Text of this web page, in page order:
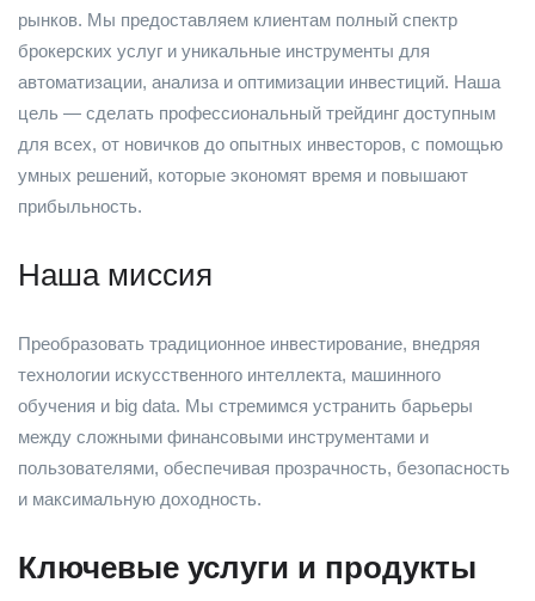
рынков. Мы предоставляем клиентам полный спектр
брокерских услуг и уникальные инструменты для
автоматизации, анализа и оптимизации инвестиций. Наша
цель — сделать профессиональный трейдинг доступным
для всех, от новичков до опытных инвесторов, с помощью
умных решений, которые экономят время и повышают
прибыльность.
Наша миссия
Преобразовать традиционное инвестирование, внедряя
технологии искусственного интеллекта, машинного
обучения и big data. Мы стремимся устранить барьеры
между сложными финансовыми инструментами и
пользователями, обеспечивая прозрачность, безопасность
и максимальную доходность.
Ключевые услуги и продукты